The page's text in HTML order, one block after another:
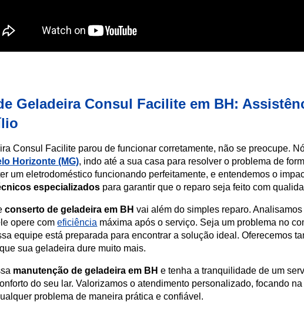
Geladeira Consul Facilite em BH:
Consul Facilite parou de funcionar corretamente, não se preocupe.
Horizonte (MG), indo até a sua casa para resolver o problema de
um eletrodoméstico funcionando perfeitamente, e entendemos o
especializados para garantir que o reparo seja feito com
conserto de geladeira em BH vai além do simples reparo.
opere comeficiência máxima após o serviço. Seja um problema no
equipe está preparada para encontrar a solução ideal. Oferecemos
sua geladeira dure muito mais.
manutenção de geladeira em BH e tenha a tranquilidade de um
do seu lar. Valorizamos o atendimento personalizado, focando
problema de maneira prática e confiável.